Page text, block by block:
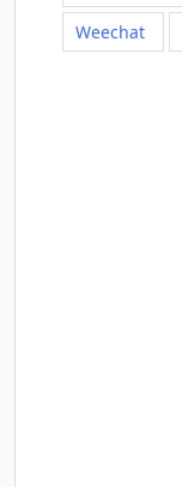
Weechat